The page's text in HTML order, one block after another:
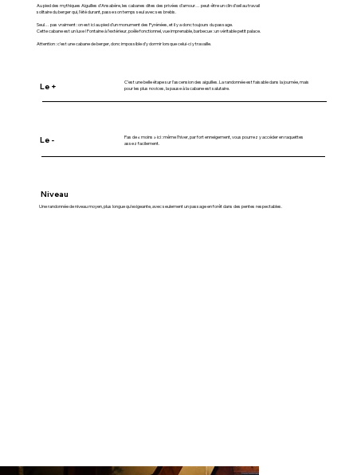
Au pied des mythiques Aiguilles d’Ansabère, les cabanes dites des privées d’amour… peut-être un clin d’œil au travail
solitaire du berger qui, l’été durant, passe son temps seul avec ses brebis.
Seul… pas vraiment : on est ici au pied d’un monument des Pyrénées, et il y a donc toujours du passage.
Cette cabane est un luxe ! Fontaine à l’extérieur, poêle fonctionnel, vue imprenable, barbecue : un véritable petit palace.
Attention : c’est une cabane de berger, donc impossible d’y dormir lorsque celui-ci y travaille.
Le +
C’est une belle étape sur l’ascension des aiguilles. La randonnée est faisable dans la journée, mais
pour les plus novices, la pause à la cabane est salutaire.
Le -
Pas de « moins » ici : même l’hiver, par fort enneigement, vous pourrez y accéder en raquettes
assez facilement.
Niveau
Une randonnée de niveau moyen, plus longue qu’exigeante, avec seulement un passage en forêt dans des pentes respectables.